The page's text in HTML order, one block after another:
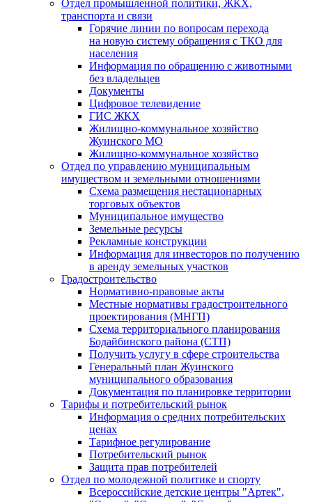
Отдел промышленной политики, ЖКХ,
транспорта и связи
Горячие линии по вопросам перехода
на новую систему обращения с ТКО для
населения
Информация по обращению с животными
без владельцев
Документы
Цифровое телевидение
ГИС ЖКХ
Жилищно-коммунальное хозяйство
Жуинского МО
Жилищно-коммунальное хозяйство
Отдел по управлению муниципальным
имуществом и земельными отношениями
Схема размещения нестационарных
торговых объектов
Муниципальное имущество
Земельные ресурсы
Рекламные конструкции
Информация для инвесторов по получению
в аренду земельных участков
Градостроительство
Нормативно-правовые акты
Местные нормативы градостроительного
проектирования (МНГП)
Схема территориального планирования
Бодайбинского района (СТП)
Получить услугу в сфере строительства
Генеральный план Жуинского
муниципального образования
Документация по планировке территории
Тарифы и потребительский рынок
Информация о средних потребительских
ценах
Тарифное регулирование
Потребительский рынок
Защита прав потребителей
Отдел по молодежной политике и спорту
Всероссийские детские центры "Артек",